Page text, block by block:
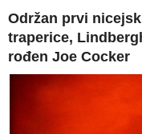
Održan prvi
traperice,
rođen Joe Cocker